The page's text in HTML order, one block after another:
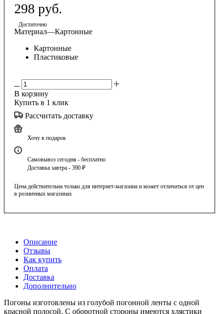
298 руб.
Достаточно
Материал—Картонные
Картонные
Пластиковые
В корзину
Купить в 1 клик
Рассчитать доставку
Хочу в подарок
Самовывоз сегодня - бесплатно
Доставка завтра - 390 ₽
Цена действительна только для интернет-магазина и может отличаться от цен
в розничных магазинах
Описание
Отзывы
Как купить
Оплата
Доставка
Дополнительно
Погоны изготовлены из голубой погонной ленты с одной
красной полосой. С оборотной стороны имеются хлястики